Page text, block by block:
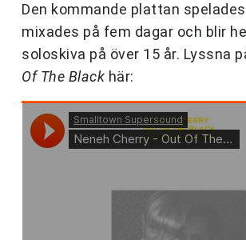
Den kommande plattan
mixades på fem dagar och blir
soloskiva på över 15 år. Lyssna
Of The Black här: